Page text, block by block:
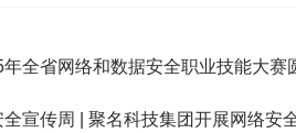
全省网络和数据安全职业技能大
宣传周 | 聚名科技集团开展网络安